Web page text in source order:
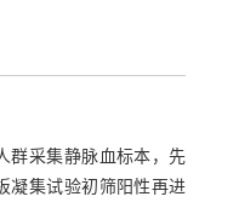
群采集静脉血标本，先
凝集试验初筛阳性再进